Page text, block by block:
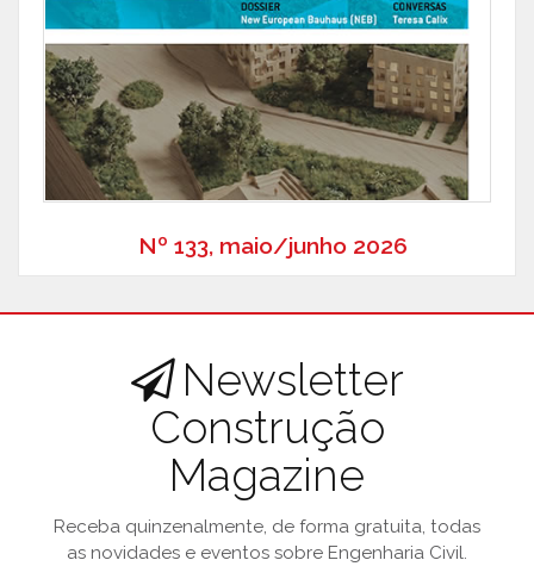
Nº 133, maio/junho 2026
Newsletter
Construção
Magazine
Receba quinzenalmente, de forma gratuita, todas
as novidades e eventos sobre Engenharia Civil.